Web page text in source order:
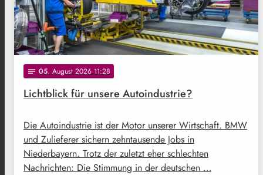
notes 05. August 2026 11:28
Lichtblick für unsere Autoindustrie?
Die Autoindustrie ist der Motor unserer Wirtschaft. BMW
und Zulieferer sichern zehntausende Jobs in
Niederbayern. Trotz der zuletzt eher schlechten
Nachrichten: Die Stimmung in der deutschen …